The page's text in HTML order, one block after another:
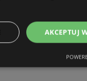
AKCEPTUJ